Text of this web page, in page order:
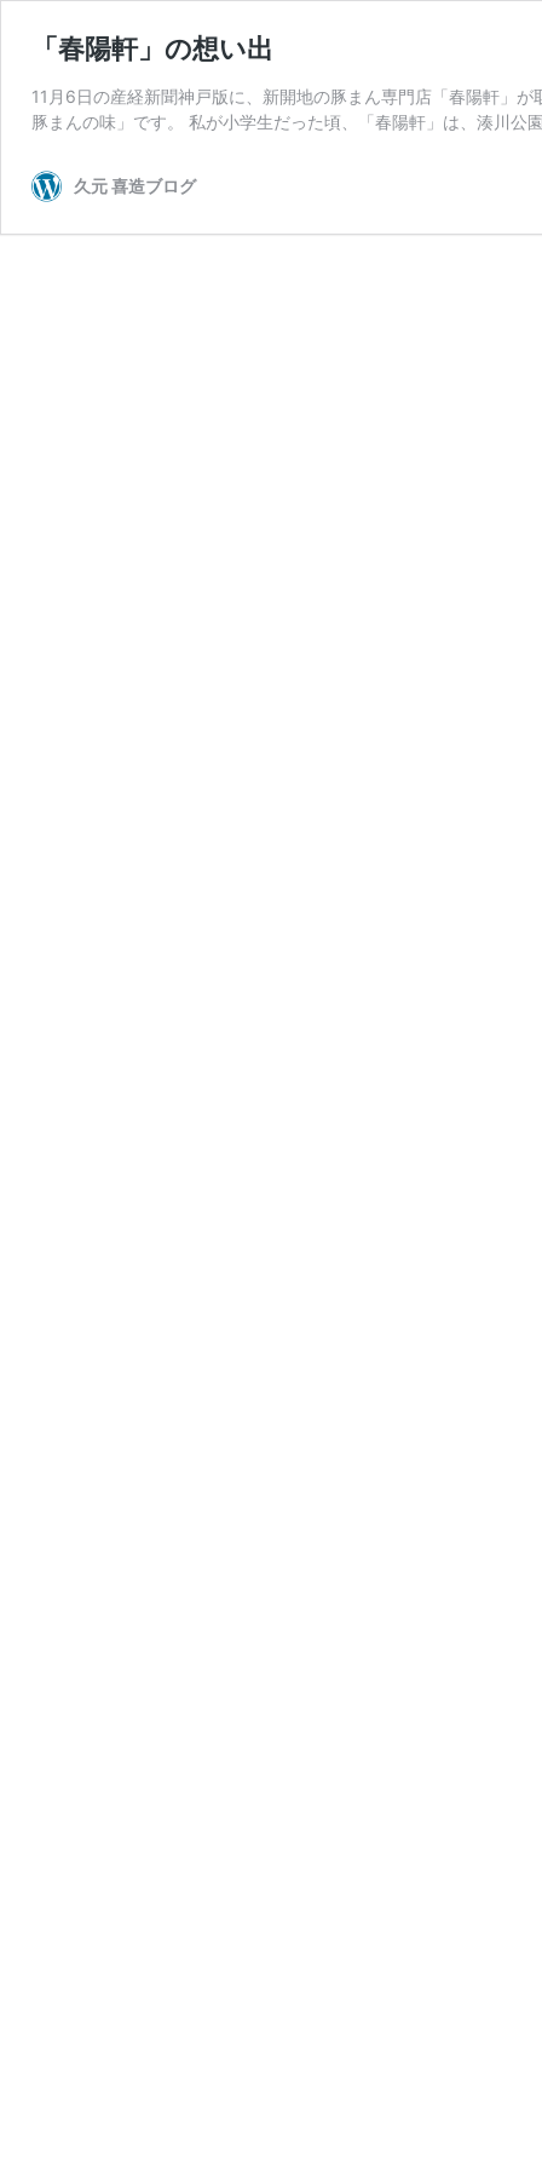
「春陽軒」の想い出
11月6日の産経新聞神戸版に、新開地の豚まん専門店「春陽軒」
豚まんの味」です。 私が小学生だった頃、「春陽軒」は、湊川
久元 喜造ブログ